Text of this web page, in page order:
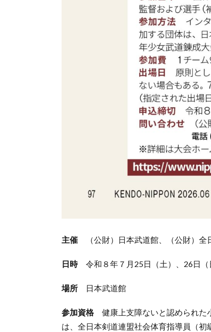
主催 （公財）日本武道館、（公財）全
日時令和８年７月25日（土）、26日（
場所 日本武道館
参加資格健康上支障ないと認められた
は、全日本剣道連盟社会体育指導員（初